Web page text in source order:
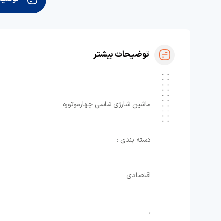
توضیحات بیشتر
ماشین شارژی شاسی چهارموتوره
دسته بندی :
اقتصادی
,